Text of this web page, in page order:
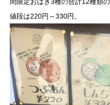
値段は220円～330円。